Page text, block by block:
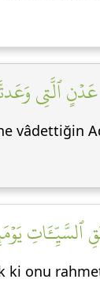
ٱلَّتِي
vâdettiğin
ki onu